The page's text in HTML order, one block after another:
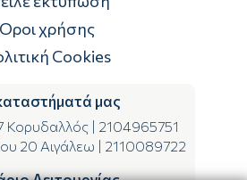
Επιστροφές
χρήσης
Cookies
μας
Κορυδαλλός
2104965751
20 Αιγάλεω
2110089722